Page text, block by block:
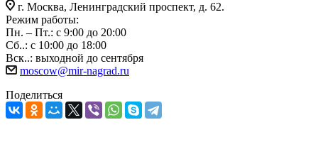
г. Москва, Ленинградский проспект, д. 62.
Режим работы:
Пн. – Пт.: с 9:00 до 20:00
Сб..: с 10:00 до 18:00
Вск..: выходной до сентября
moscow@mir-nagrad.ru
Поделиться